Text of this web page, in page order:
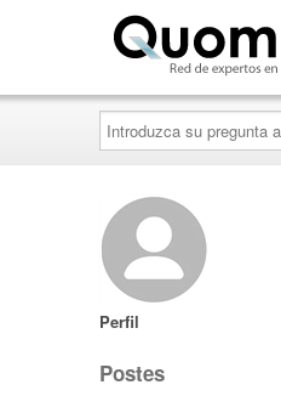
Introduzca
su
pregunta
aquí...
Perfil
Postes